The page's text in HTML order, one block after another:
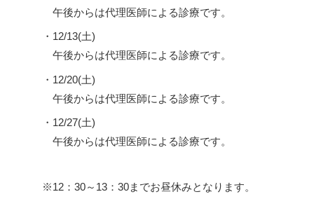
午後からは代理医師による診療です。
・12/13(土)
午後からは代理医師による診療です。
・12/20(土)
午後からは代理医師による診療です。
・12/27(土)
午後からは代理医師による診療です。
12：30～13：30までお昼休みとなります。